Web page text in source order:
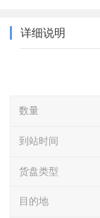
详细说明
数量
到站时间
货盘类型
目的地